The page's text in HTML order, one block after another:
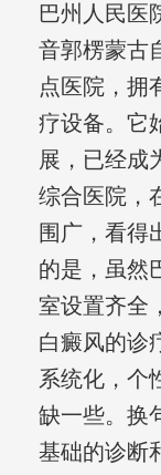
巴州人民医
音郭楞蒙古
点医院，拥
疗设备。它
展，已经成
综合医院，
围广，看得
的是，虽然
室设置齐全
白癜风的诊
系统化，个
缺一些。换
基础的诊断